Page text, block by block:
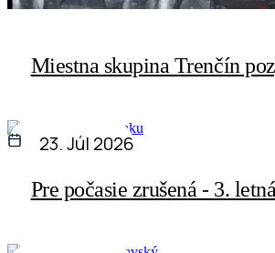
Miestna skupina Trenčín
23. Júl 2026
Pre počasie zrušená - 3.